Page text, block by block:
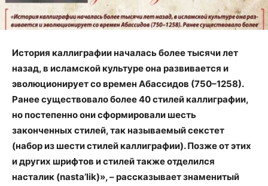
История каллиграфии началась более тысячи лет
назад, в исламской культуре она развивается и
эволюционирует со времен Абассидов (750–1258).
Ранее существовало более 40 стилей каллиграфии,
но постепенно они сформировали шесть
законченных стилей, так называемый секстет
(набор из шести стилей каллиграфии). Позже от этих
и других шрифтов и стилей также отделился
насталик (nasta’lik)», – рассказывает знаменитый